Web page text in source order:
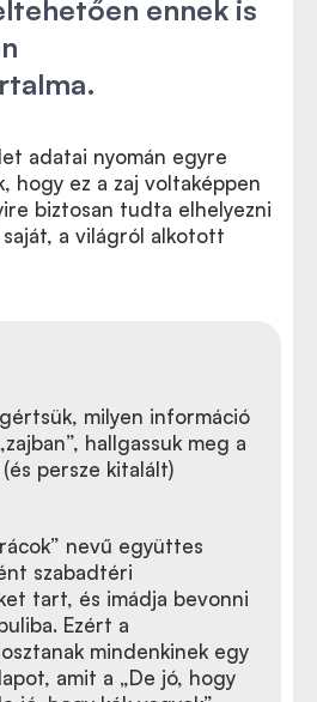
ennek is
adatai nyomán egyre
hogy ez a zaj voltaképpen
biztosan tudta elhelyezni
a világról alkotott
milyen információ
zajban”, hallgassuk meg a
persze kitalált)
nevű együttes
szabadtéri
tart, és imádja bevonni
Ezért a
mindenkinek egy
amit a „De jó, hogy